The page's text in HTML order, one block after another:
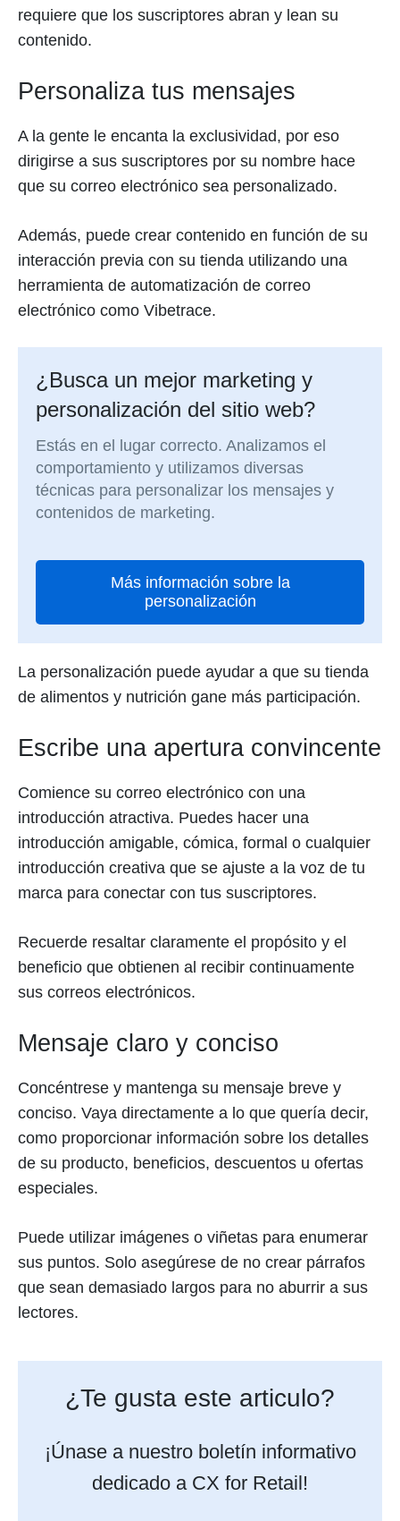
requiere que los suscriptores abran y lean su
contenido.
Personaliza tus mensajes
A la gente le encanta la exclusividad, por eso
dirigirse a sus suscriptores por su nombre hace
que su correo electrónico sea personalizado.
Además, puede crear contenido en función de su
interacción previa con su tienda utilizando una
herramienta de automatización de correo
electrónico como Vibetrace.
¿Busca un mejor marketing y
personalización del sitio web?
Estás en el lugar correcto. Analizamos el
comportamiento y utilizamos diversas
técnicas para personalizar los mensajes y
contenidos de marketing.
Más información sobre la
personalización
La personalización puede ayudar a que su tienda
de alimentos y nutrición gane más participación.
Escribe una apertura convincente
Comience su correo electrónico con una
introducción atractiva. Puedes hacer una
introducción amigable, cómica, formal o cualquier
introducción creativa que se ajuste a la voz de tu
marca para conectar con tus suscriptores.
Recuerde resaltar claramente el propósito y el
beneficio que obtienen al recibir continuamente
sus correos electrónicos.
Mensaje claro y conciso
Concéntrese y mantenga su mensaje breve y
conciso. Vaya directamente a lo que quería decir,
como proporcionar información sobre los detalles
de su producto, beneficios, descuentos u ofertas
especiales.
Puede utilizar imágenes o viñetas para enumerar
sus puntos. Solo asegúrese de no crear párrafos
que sean demasiado largos para no aburrir a sus
lectores.
¿Te gusta este articulo?
¡Únase a nuestro boletín informativo
dedicado a CX for Retail!